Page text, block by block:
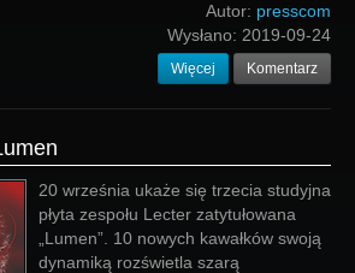
Autor: presscom
Wysłano: 2019-09-24
Więcej Komentarz
20 września ukaże się trzecia studyjna
płyta zespołu Lecter zatytułowana
„Lumen”. 10 nowych kawałków swoją
dynamiką rozświetla szarą